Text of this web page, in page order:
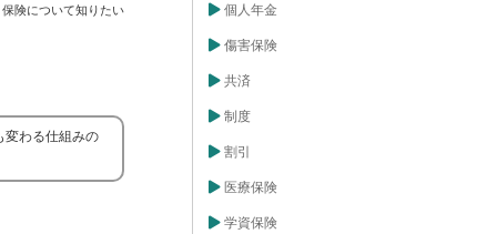
保険について知りたい
変わる仕組みの
個人年金
傷害保険
共済
制度
割引
医療保険
学資保険